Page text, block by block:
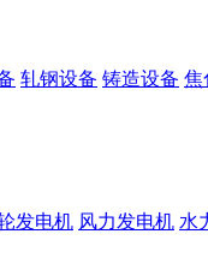
轧钢设备 铸造设备 焦
发电机 风力发电机 水